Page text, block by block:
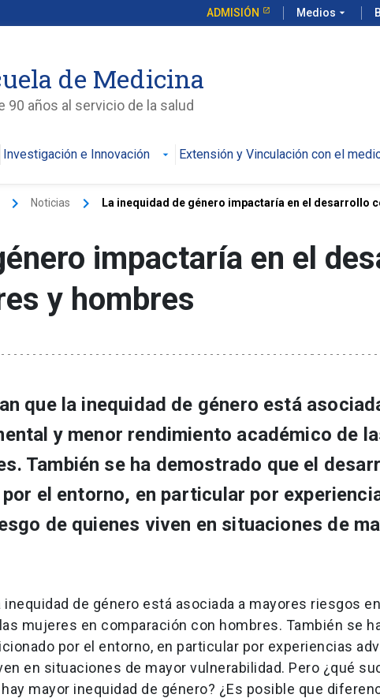
ADMISIÓN Medios arrow_drop_down
de Medicina
90 años al servicio de la salud
Investigación e Innovación Extensión y Vinculación con el
keyboard_arrow_right Noticias keyboard_arrow_right La inequidad de género impactaría en el desarrollo
impactaría en el
y hombres
que la inequidad de género está
y menor rendimiento académico de
También se ha demostrado que el
el entorno, en particular por
de quienes viven en situaciones de
de género está asociada a mayores riesgos
mujeres en comparación con hombres. También se
por el entorno, en particular por experiencias
en situaciones de mayor vulnerabilidad. Pero ¿qué
mayor inequidad de género? ¿Es posible que